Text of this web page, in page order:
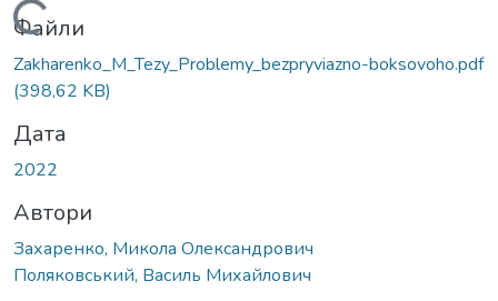
Вантажиться...
Файли
Zakharenko_M_Tezy_Problemy_bezpryviazno-boksovoho.pdf
(398,62 KB)
Дата
2022
Автори
Захаренко, Микола Олександрович
Поляковський, Василь Михайлович